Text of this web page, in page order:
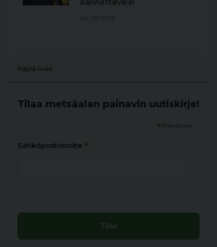
kannettaviksi
04.08.2026
Näytä lisää
Tilaa metsäalan painavin uutiskirje!
* Pakollinen
Sähköpostiosoite *